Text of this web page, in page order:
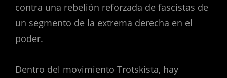
contra una rebelión reforzada de fascistas de
un segmento de la extrema derecha en el
poder.
Dentro del movimiento Trotskista, hay